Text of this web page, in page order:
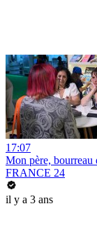
17:07
Mon père, bourreau
FRANCE 24
il y a 3 ans